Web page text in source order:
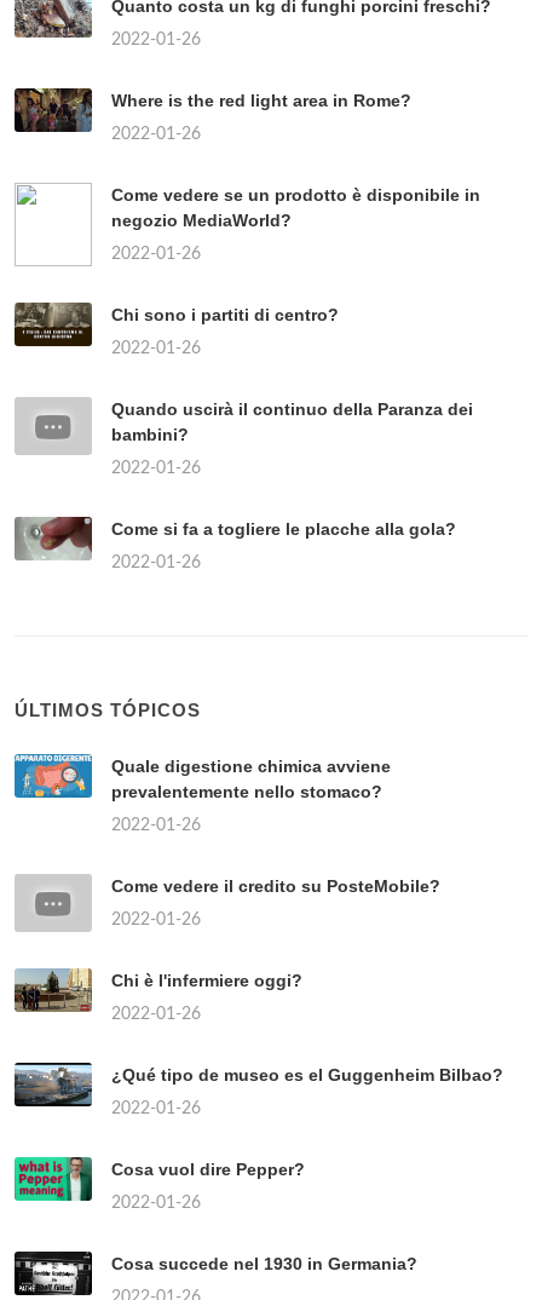
Quanto costa un kg di funghi porcini freschi?
2022-01-26
Where is the red light area in Rome?
2022-01-26
Come vedere se un prodotto è disponibile in
negozio MediaWorld?
2022-01-26
Chi sono i partiti di centro?
2022-01-26
Quando uscirà il continuo della Paranza dei
bambini?
2022-01-26
Come si fa a togliere le placche alla gola?
2022-01-26
ÚLTIMOS TÓPICOS
Quale digestione chimica avviene
prevalentemente nello stomaco?
2022-01-26
Come vedere il credito su PosteMobile?
2022-01-26
Chi è l'infermiere oggi?
2022-01-26
¿Qué tipo de museo es el Guggenheim Bilbao?
2022-01-26
Cosa vuol dire Pepper?
2022-01-26
Cosa succede nel 1930 in Germania?